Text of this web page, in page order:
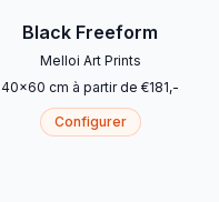
Black Freeform
Melloi Art Prints
40x60 cm à partir de €181,-
Configurer